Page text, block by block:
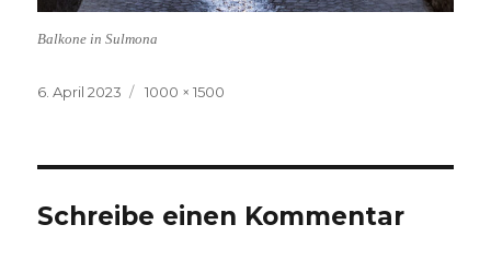
Balkone in Sulmona
Veröffentlicht
6. April 2023
Volle
1000 × 1500
Schreibe einen Kommentar